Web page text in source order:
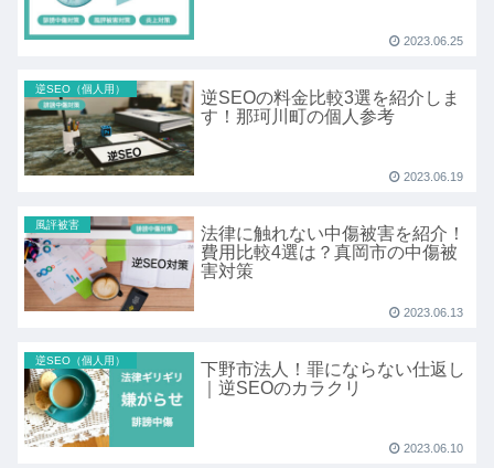
2023.06.25
逆SEO（個人用）
逆SEOの料金比較3選を紹介しま
す！那珂川町の個人参考
2023.06.19
風評被害
法律に触れない中傷被害を紹介！
費用比較4選は？真岡市の中傷被
害対策
2023.06.13
逆SEO（個人用）
下野市法人！罪にならない仕返し
｜逆SEOのカラクリ
2023.06.10